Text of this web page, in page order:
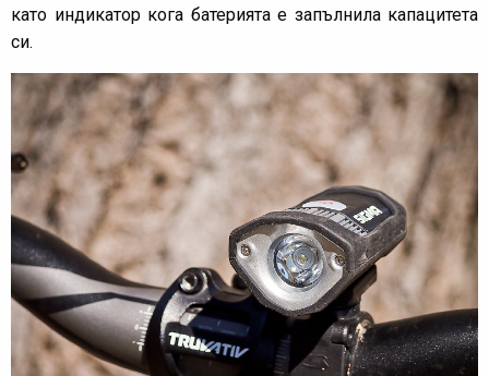
като индикатор кога батерията е запълнила капацитета
си.